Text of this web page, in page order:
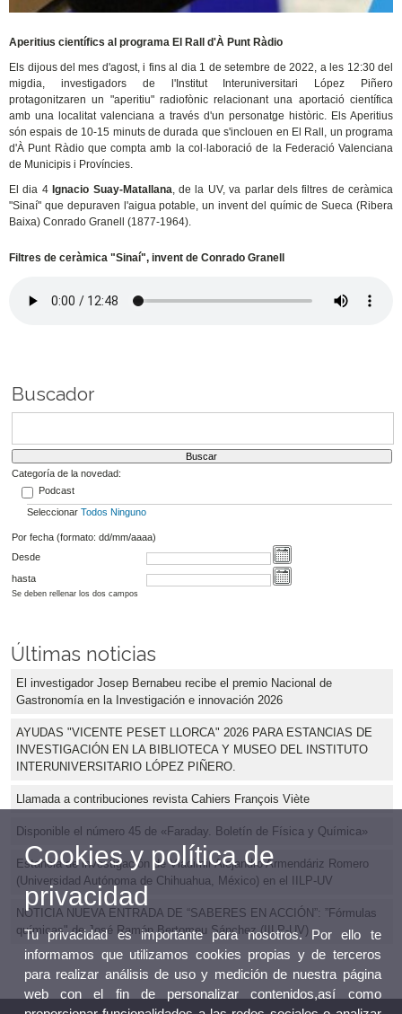
Aperitius científics al programa El Rall d'À Punt Ràdio
Els dijous del mes d'agost, i fins al dia 1 de setembre de 2022, a les 12:30 del
migdia, investigadors de l'Institut Interuniversitari López Piñero
protagonitzaren un "aperitiu" radiofònic relacionant una aportació científica
amb una localitat valenciana a través d'un personatge històric. Els Aperitius
són espais de 10-15 minuts de durada que s'inclouen en El Rall, un programa
d'À Punt Ràdio que compta amb la col·laboració de la Federació Valenciana
de Municipis i Províncies.
El dia 4 Ignacio Suay-Matallana, de la UV, va parlar dels filtres de ceràmica
"Sinaí" que depuraven l'aigua potable, un invent del químic de Sueca (Ribera
Baixa) Conrado Granell (1877-1964).
Filtres de ceràmica "Sinaí", invent de Conrado Granell
Buscador
Categoría de la novedad:
Podcast
Seleccionar Todos Ninguno
Por fecha (formato: dd/mm/aaaa)
Desde
hasta
Se deben rellenar los dos campos
Últimas noticias
El investigador Josep Bernabeu recibe el premio Nacional de
Gastronomía en la Investigación e innovación 2026
AYUDAS "VICENTE PESET LLORCA" 2026 PARA ESTANCIAS DE
INVESTIGACIÓN EN LA BIBLIOTECA Y MUSEO DEL INSTITUTO
INTERUNIVERSITARIO LÓPEZ PIÑERO.
Llamada a contribuciones revista Cahiers François Viète
Disponible el número 45 de «Faraday. Boletín de Física y Química»
Estancia de investigación de Vladimir Alejandro Armendáriz Romero
(Universidad Autónoma de Chihuahua, México) en el IILP-UV
NOTICIA NUEVA ENTRADA DE “SABERES EN ACCIÓN”: ”Fórmulas
químicas" de José Ramón Bertomeu Sánchez (IILP-UV)
Cookies y política de
privacidad
Tu privacidad es importante para nosotros. Por ello te
informamos que utilizamos cookies propias y de terceros
para realizar análisis de uso y medición de nuestra página
web con el fin de personalizar contenidos,así como